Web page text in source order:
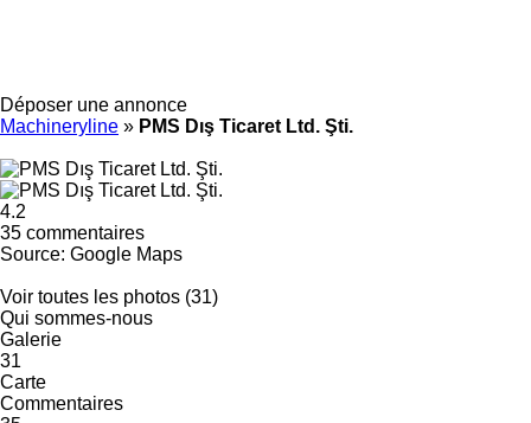
Déposer une annonce
Machineryline » PMS Dış Ticaret Ltd. Şti.
4.2
35 commentaires
Source: Google Maps
Voir toutes les photos (31)
Qui sommes-nous
Galerie
31
Carte
Commentaires